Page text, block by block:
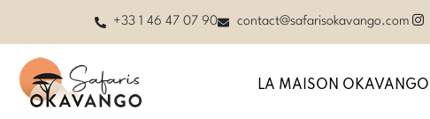
+33 1 46 47 07 90 contact@safarisokavango.com
LA MAISON OKAVANGO